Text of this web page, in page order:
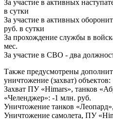
За участие в активных
в сутки
За участие в активных
руб. в сутки
За прохождение службы в
мес.
За участие в СВО - два
Также предусмотрены
уничтожение (захват) объектов:
Захват ПУ «Himars», танков
«Челенджер»: -1 млн. руб.
Уничтожение танков
Уничтожение самолета, ПУ